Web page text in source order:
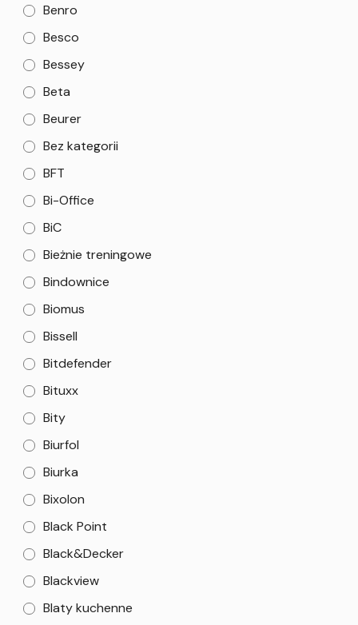
Benro
Besco
Bessey
Beta
Beurer
Bez kategorii
BFT
Bi-Office
BiC
Bieżnie treningowe
Bindownice
Biomus
Bissell
Bitdefender
Bituxx
Bity
Biurfol
Biurka
Bixolon
Black Point
Black&Decker
Blackview
Blaty kuchenne